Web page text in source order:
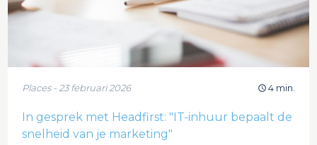
Places - 23 februari 2026 4 min.
In gesprek met Headfirst: "IT-inhuur bepaalt de
snelheid van je marketing"